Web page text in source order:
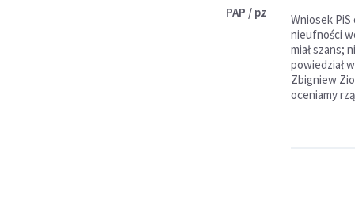
PAP / pz
Wniosek
nieufności
miał szans;
powiedział
Zbigniew
oceniamy